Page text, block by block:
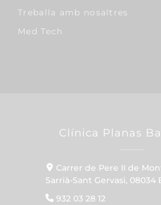
Treballa amb nosaltres
Med Tech
Clínica Planas
Carrer de Pere II de
Sarrià-Sant Gervasi, 08034
932 03 28 12